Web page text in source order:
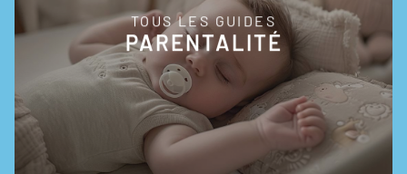
TOUS LES GUIDES
PARENTALITÉ
EN SAVOIR +